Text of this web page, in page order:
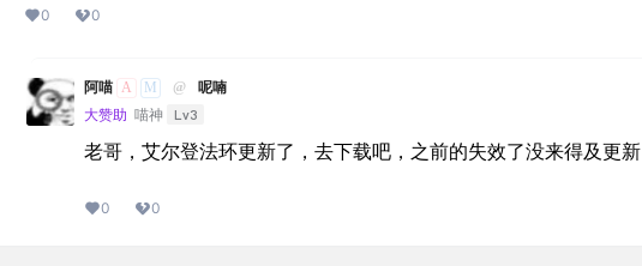
0 0
阿喵 A M @
呢喃
大赞助 喵神 Lv3
老哥，艾尔登法环更新了，去下载吧，之前的失效了没来得及更新
0 0